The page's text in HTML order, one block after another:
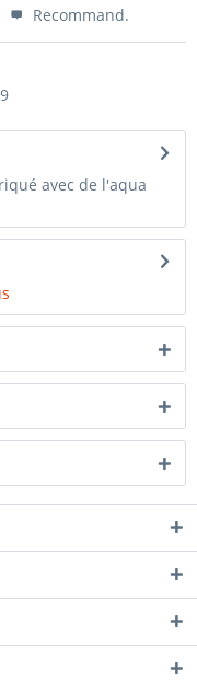
Recommand.
avec de l'aqua